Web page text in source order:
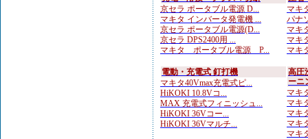
京セラ ポータブル電源 D...
マキタ インバータ発電機 ...
京セラ ポータブル電源(D...
京セラ DPS2400用 ...
マキタ ポータブル電源 P...
マキ
パナ
マキ
マキ
マキ
電動・充電式 釘打機
マキタ40Vmax充電式ピ...
HiKOKI 10.8Vコ...
MAX 充電式フィニッシュ...
HiKOKI 36Vコー...
HiKOKI 36Vマルチ...
高圧
ーニ
マキ
マキ
マキ
マキ
マキ